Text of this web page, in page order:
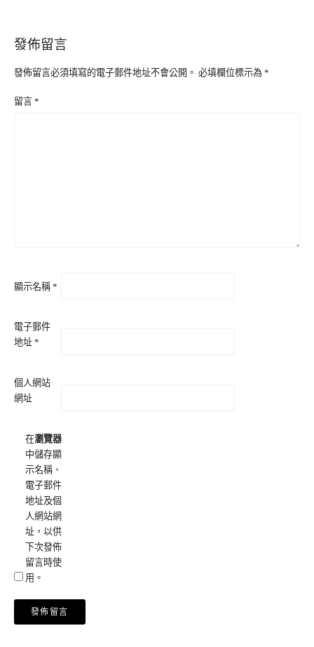
發佈留言
發佈留言必須填寫的電子郵件地址不會公開。 必填欄位標示為 *
留言 *
顯示名稱 *
電子郵件
地址 *
個人網站
網址
在瀏覽器
中儲存顯
示名稱、
電子郵件
地址及個
人網站網
址，以供
下次發佈
留言時使
用。